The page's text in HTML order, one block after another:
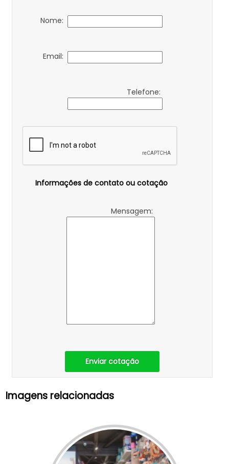
Nome:
Email:
Telefone:
Informações de contato ou cotação
Mensagem:
Enviar cotação
Imagens relacionadas